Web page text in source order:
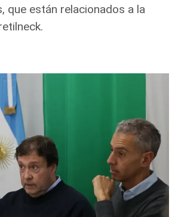
están relacionados a la